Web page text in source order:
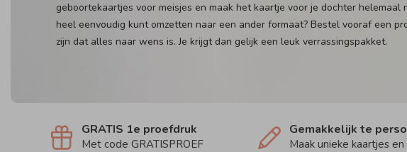
geboortekaartjes voor meisjes en maak het kaartje voor je dochter
heel eenvoudig kunt omzetten naar een ander formaat? Bestel vooraf een
zijn dat alles naar wens is. Je krijgt dan gelijk een leuk verrassingspakket.
GRATIS 1e proefdruk
Met code GRATISPROEF
Gemakkelijk te
Maak unieke kaartjes